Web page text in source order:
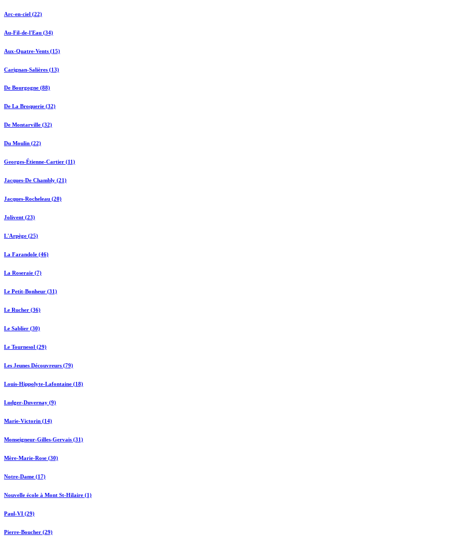
Arc-en-ciel (22)
Au-Fil-de-l'Eau (34)
Aux-Quatre-Vents (15)
Carignan-Salières (13)
De Bourgogne (88)
De La Broquerie (32)
De Montarville (32)
Du Moulin (22)
Georges-Étienne-Cartier (11)
Jacques-De Chambly (21)
Jacques-Rocheleau (20)
Jolivent (23)
L'Arpège (25)
La Farandole (46)
La Roseraie (7)
Le Petit-Bonheur (31)
Le Rucher (36)
Le Sablier (30)
Le Tournesol (29)
Les Jeunes Découvreurs (79)
Louis-Hippolyte-Lafontaine (18)
Ludger-Duvernay (9)
Marie-Victorin (14)
Monseigneur-Gilles-Gervais (31)
Mère-Marie-Rose (30)
Notre-Dame (17)
Nouvelle école à Mont St-Hilaire (1)
Paul-VI (29)
Pierre-Boucher (29)